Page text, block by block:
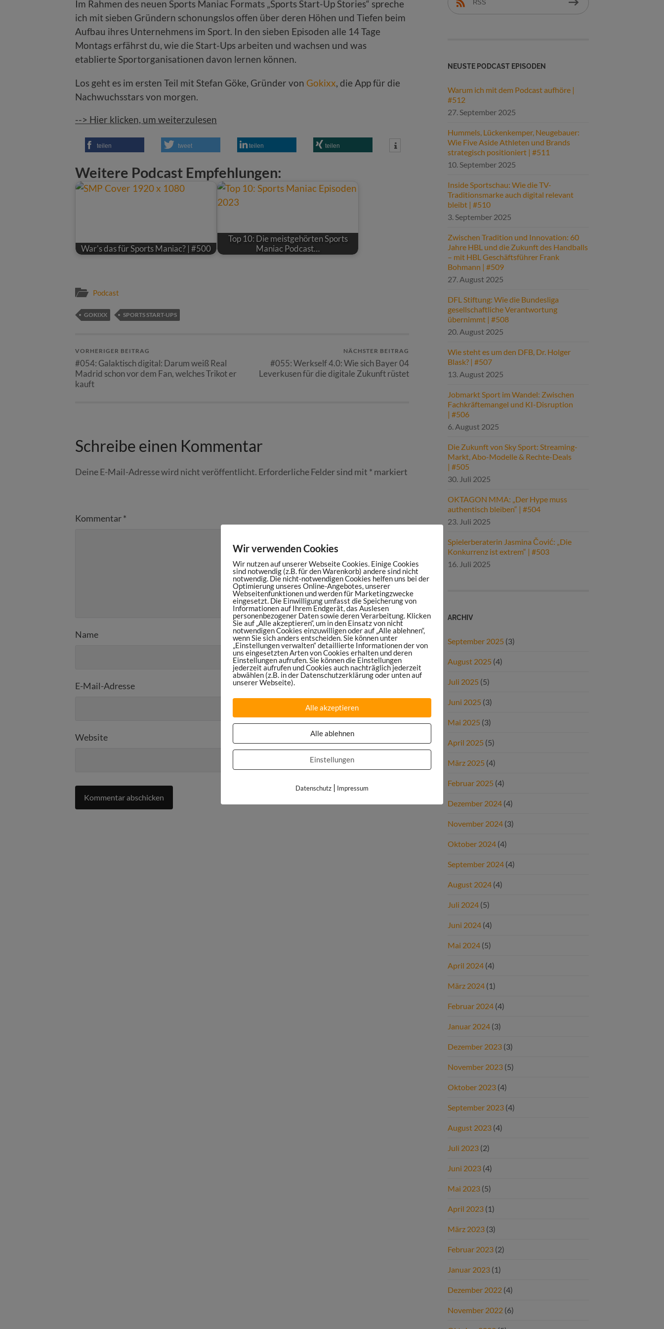
Im Rahmen des neuen Sports Maniac Formats „Sports Start-Up Stories“ spreche
ich mit sieben Gründern schonungslos offen über deren Höhen und Tiefen beim
Aufbau ihres Unternehmens im Sport. In den sieben Episoden alle 14 Tage
Montags erfährst du, wie die Start-Ups arbeiten und wachsen und was
etablierte Sportorganisationen davon lernen können.
Los geht es im ersten Teil mit Stefan Göke, Gründer von Gokixx , die App für die
Nachwuchsstars von morgen.
--> Hier klicken, um weiterzulesen
teilen tweet teilen teilen
Weitere Podcast Empfehlungen:
War's das für Sports Maniac? | #500
Top 10: Die meistgehörten Sports
Maniac Podcast…
Podcast
GOKIXX SPORTS START-UPS
VORHERIGER BEITRAG
#054: Galaktisch digital: Darum weiß Real
Madrid schon vor dem Fan, welches Trikot er
kauft
NÄCHSTER BEITRAG
#055: Werkself 4.0: Wie sich Bayer 04
Leverkusen für die digitale Zukunft rüstet
Schreibe einen Kommentar
Deine E-Mail-Adresse wird nicht veröffentlicht. Erforderliche Felder sind mit * markiert
Kommentar*
Name
E-Mail-Adresse
Website
RSS
NEUSTE PODCAST EPISODEN
Warum ich mit dem Podcast aufhöre |
#512
27. September 2025
Hummels, Lückenkemper, Neugebauer:
Wie Five Aside Athleten und Brands
strategisch positioniert | #511
10. September 2025
Inside Sportschau: Wie die TV-
Traditionsmarke auch digital relevant
bleibt | #510
3. September 2025
Zwischen Tradition und Innovation: 60
Jahre HBL und die Zukunft des Handballs
– mit HBL Geschäftsführer Frank
Bohmann | #509
27. August 2025
DFL Stiftung: Wie die Bundesliga
gesellschaftliche Verantwortung
übernimmt | #508
20. August 2025
Wie steht es um den DFB, Dr. Holger
Blask? | #507
13. August 2025
Jobmarkt Sport im Wandel: Zwischen
Fachkräftemangel und KI-Disruption
| #506
6. August 2025
Die Zukunft von Sky Sport: Streaming-
Markt, Abo-Modelle & Rechte-Deals
| #505
30. Juli 2025
OKTAGON MMA: „Der Hype muss
authentisch bleiben“ | #504
23. Juli 2025
Spielerberaterin Jasmina Čović: „Die
Konkurrenz ist extrem“ | #503
16. Juli 2025
ARCHIV
September 2025 (3)
August 2025 (4)
Juli 2025 (5)
Juni 2025 (3)
Mai 2025 (3)
April 2025 (5)
März 2025 (4)
Februar 2025 (4)
Dezember 2024 (4)
November 2024 (3)
Oktober 2024 (4)
September 2024 (4)
August 2024 (4)
Juli 2024 (5)
Juni 2024 (4)
Mai 2024 (5)
April 2024 (4)
März 2024 (1)
Februar 2024 (4)
Januar 2024 (3)
Dezember 2023 (3)
November 2023 (5)
Oktober 2023 (4)
September 2023 (4)
August 2023 (4)
Juli 2023 (2)
Juni 2023 (4)
Mai 2023 (5)
April 2023 (1)
März 2023 (3)
Februar 2023 (2)
Januar 2023 (1)
Dezember 2022 (4)
November 2022 (6)
Wir verwenden Cookies
Wir nutzen auf unserer Webseite Cookies. Einige Cookies
sind notwendig (z.B. für den Warenkorb) andere sind nicht
notwendig. Die nicht-notwendigen Cookies helfen uns bei der
Optimierung unseres Online-Angebotes, unserer
Webseitenfunktionen und werden für Marketingzwecke
eingesetzt. Die Einwilligung umfasst die Speicherung von
Informationen auf Ihrem Endgerät, das Auslesen
personenbezogener Daten sowie deren Verarbeitung. Klicken
Sie auf „Alle akzeptieren“, um in den Einsatz von nicht
notwendigen Cookies einzuwilligen oder auf „Alle ablehnen“,
wenn Sie sich anders entscheiden. Sie können unter
„Einstellungen verwalten“ detaillierte Informationen der von
uns eingesetzten Arten von Cookies erhalten und deren
Einstellungen aufrufen. Sie können die Einstellungen
jederzeit aufrufen und Cookies auch nachträglich jederzeit
abwählen (z.B. in der Datenschutzerklärung oder unten auf
unserer Webseite).
Alle akzeptieren
Alle ablehnen
Einstellungen
Datenschutz | Impressum